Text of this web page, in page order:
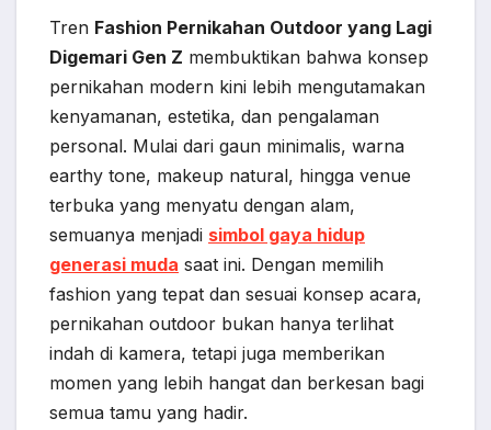
Tren Fashion Pernikahan Outdoor yang Lagi
Digemari Gen Z membuktikan bahwa konsep
pernikahan modern kini lebih mengutamakan
kenyamanan, estetika, dan pengalaman
personal. Mulai dari gaun minimalis, warna
earthy tone, makeup natural, hingga venue
terbuka yang menyatu dengan alam,
semuanya menjadi simbol gaya hidup
generasi muda saat ini. Dengan memilih
fashion yang tepat dan sesuai konsep acara,
pernikahan outdoor bukan hanya terlihat
indah di kamera, tetapi juga memberikan
momen yang lebih hangat dan berkesan bagi
semua tamu yang hadir.